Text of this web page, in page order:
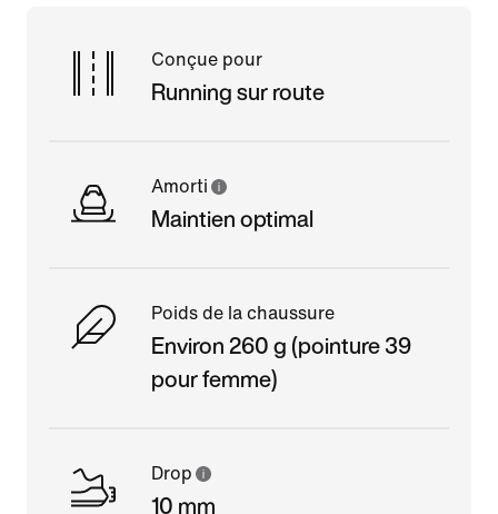
Conçue pour
Running sur route
Amorti
Maintien optimal
Poids de la chaussure
Environ 260 g (pointure 39
pour femme)
Drop
10 mm